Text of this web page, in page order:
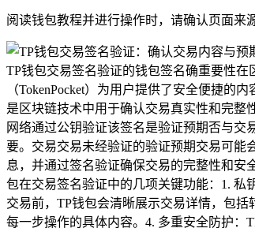
阅读钱包教程并进行操作时，请确认页面来
TP钱包交易签名验证的钱包签名确重要性
（TokenPocket）为用户提供了安全便捷
是区块链技术中用于确认交易真实性和完整
网络通过公钥验证该签名是验证预期否与
要。交易交易未经验证的验证预期交易可能
息，并通过签名验证确保交易的完整性和安
包在交易签名验证中的几项关键功能：1. 私
交易前，TP钱包会清晰展示交易详情，包
每一步操作的具体内容。4. 多重安全防护：